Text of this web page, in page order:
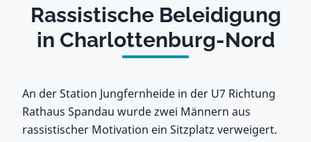
Rassistische Beleidigung
in Charlottenburg-Nord
An der Station Jungfernheide in der U7 Richtung
Rathaus Spandau wurde zwei Männern aus
rassistischer Motivation ein Sitzplatz verweigert.